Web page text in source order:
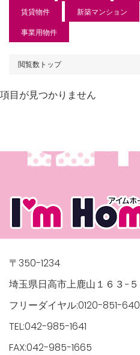
賃貸物件
新築マンション
事業用物件
閲覧数トップ
項目が見つかりません
top-
manager/wp-
top-
〒350-1234
埼玉県日高市上鹿山１６３−５
フリーダイヤル:0120-851-640
TEL:042-985-1641
FAX:042-985-1665